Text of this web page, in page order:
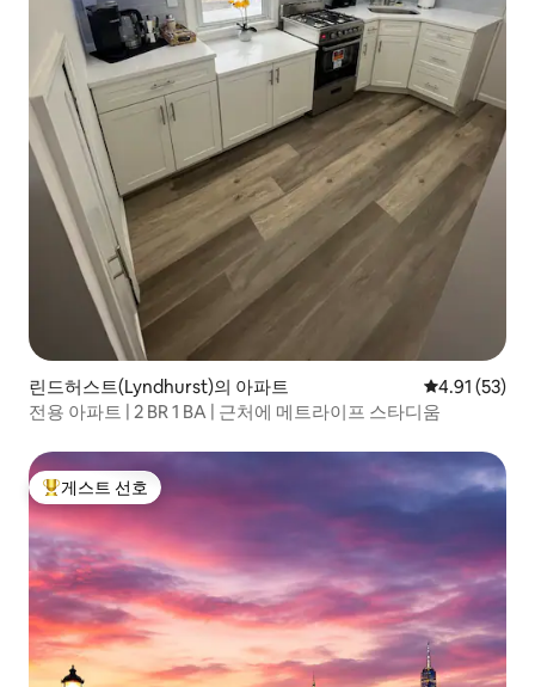
린드허스트(Lyndhurst)의 아파트 평점 4.91점
4.91 (53)
전용 아파트 | 2 BR 1 BA | 근처에 메트라이프 스타디움
상위 게스트 선호
게스트 선호